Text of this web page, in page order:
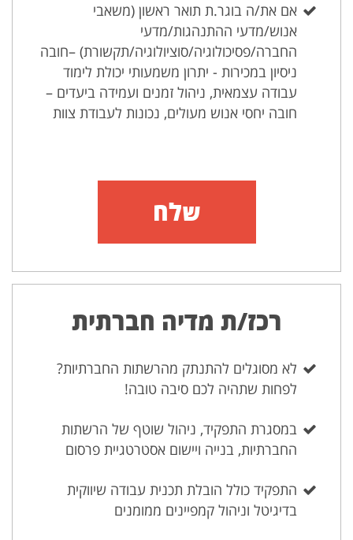
אם את/ה בוגר.ת תואר ראשון (משאבי
אנוש/מדעי ההתנהגות/מדעי
החברה/פסיכולוגיה/סוציולוגיה/תקשורת) –חובה
ניסיון במכירות - יתרון משמעותי יכולת לימוד
עבודה עצמאית, ניהול זמנים ועמידה ביעדים –
חובה יחסי אנוש מעולים, נכונות לעבודת צוות
שלח
רכז/ת מדיה חברתית
לא מסוגלים להתנתק מהרשתות החברתיות?
לפחות שתהיה לכם סיבה טובה!
במסגרת התפקיד, ניהול שוטף של הרשתות
החברתיות, בנייה ויישום אסטרטגיית פרסום
התפקיד כולל הובלת תכנית עבודה שיווקית
בדיגיטל וניהול קמפיינים ממומנים